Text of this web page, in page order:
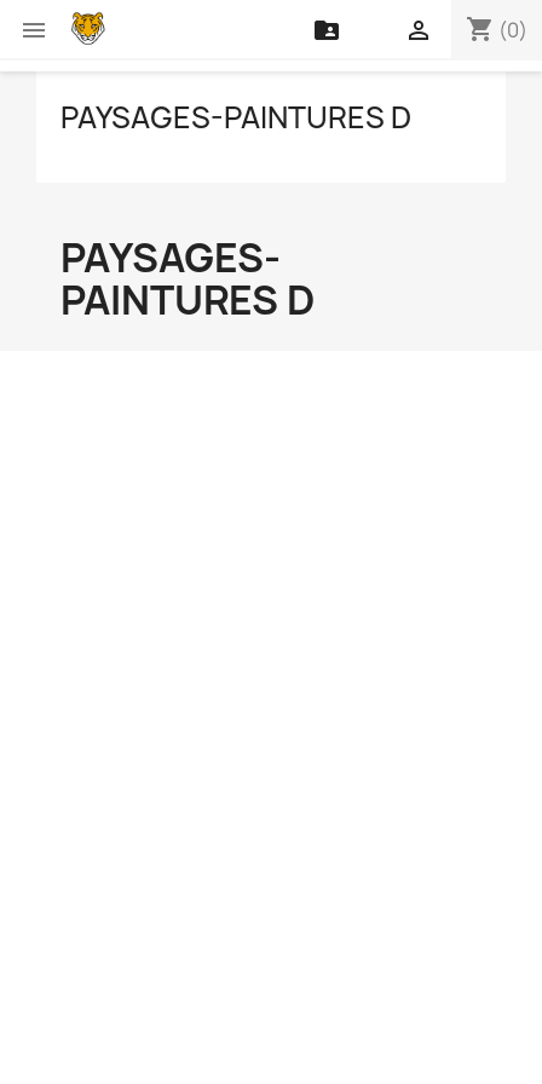
 shopping_cart (0)


PAYSAGES-PAINTURES D
PAYSAGES-
PAINTURES D